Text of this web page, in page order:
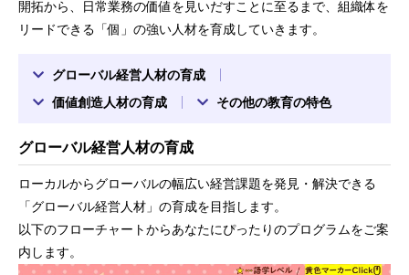
開拓から、日常業務の価値を見いだすことに至るまで、組織体を
リードできる「個」の強い人材を育成していきます。
グローバル経営人材の育成
価値創造人材の育成
その他の教育の特色
グローバル経営人材の育成
ローカルからグローバルの幅広い経営課題を発見・解決できる
「グローバル経営人材」の育成を目指します。
以下のフローチャートからあなたにぴったりのプログラムをご案
内します。